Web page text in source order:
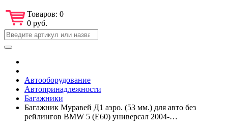
Товаров: 0
0 руб.
Автооборудование
Автопринадлежности
Багажники
Багажник Муравей Д1 аэро. (53 мм.) для авто без
рейлингов BMW 5 (Е60) универсал 2004-…